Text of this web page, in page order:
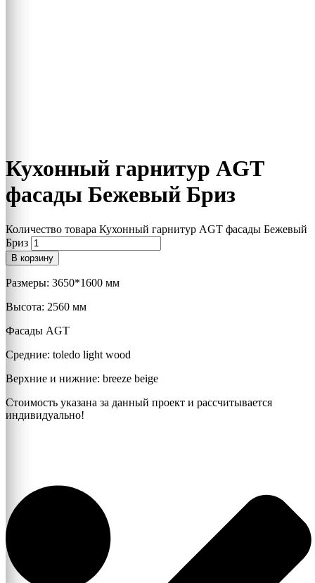
Кухонный гарнитур AGT
фасады Бежевый Бриз
Количество товара Кухонный гарнитур AGT фасады Бежевый
Бриз
В корзину
Размеры: 3650*1600 мм
Высота: 2560 мм
Фасады AGT
Средние: toledo light wood
Верхние и нижние: breeze beige
Стоимость указана за данный проект и рассчитывается
индивидуально!